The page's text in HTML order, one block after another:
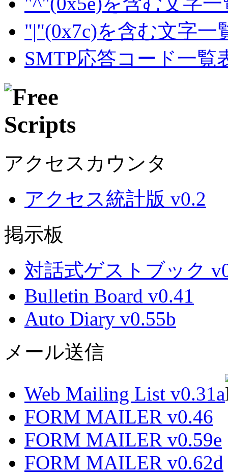
"|"(0x7c)を含む文字一
SMTP応答コード一覧
アクセスカウンタ
アクセス統計版 v0.2
掲示板
対話式ゲストブック
Bulletin Board v0.41
Auto Diary v0.55b
メール送信
Web Mailing List v0.31a
FORM MAILER v0.46
FORM MAILER v0.59e
FORM MAILER v0.62d